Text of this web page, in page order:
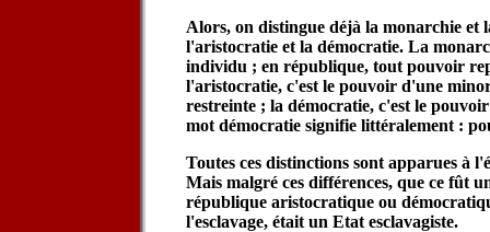
Alors, on distingue déjà la monarchie et
l'aristocratie et la démocratie. La
individu ; en république, tout pouvoir
l'aristocratie, c'est le pouvoir d'une
restreinte ; la démocratie, c'est le
mot démocratie signifie littéralement :
Toutes ces distinctions sont apparues à
Mais malgré ces différences, que ce fût
république aristocratique ou
l'esclavage, était un Etat esclavagiste.